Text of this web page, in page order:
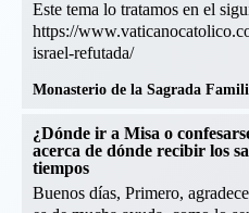
Este tema lo tratamos en el
https://
israel-refutada/
Monasterio de la Sagrada
¿Dónde ir a Misa o
acerca de dónde recibir los
tiempos
Buenos días, Primero,